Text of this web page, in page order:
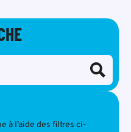
à l’aide des filtres ci-